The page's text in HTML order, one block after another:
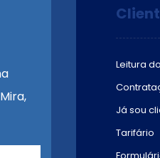
Leitura
Já sou
Tarifário